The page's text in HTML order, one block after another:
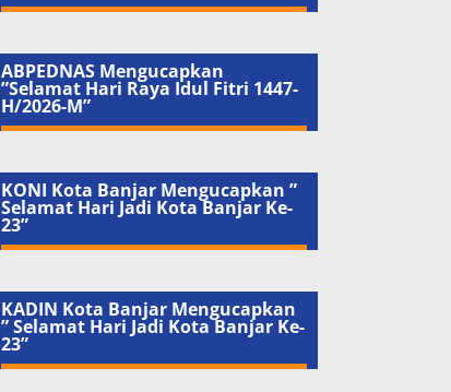
ABPEDNAS Mengucapkan
”Selamat Hari Raya Idul Fitri 1447-
H/2026-M”
KONI Kota Banjar Mengucapkan ”
Selamat Hari Jadi Kota Banjar Ke-
23”
KADIN Kota Banjar Mengucapkan
” Selamat Hari Jadi Kota Banjar Ke-
23”